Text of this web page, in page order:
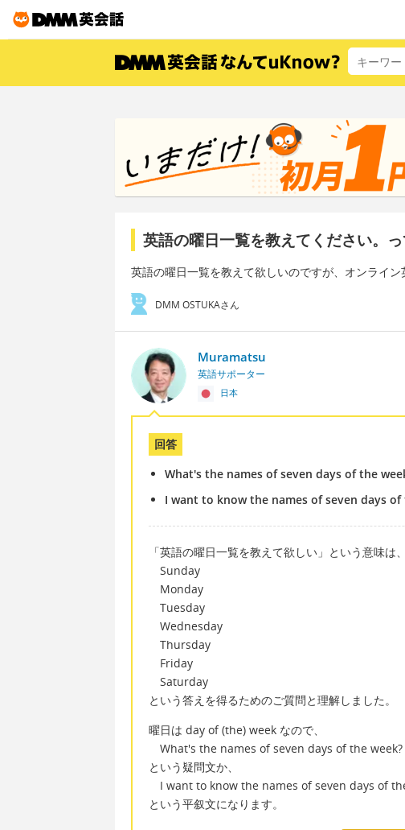
英語の曜日一覧を教えてください。
英語の曜日一覧を教えて欲しいのですが、オンライ
DMM OSTUKAさん
Muramatsu
英語サポーター
日本
回答
What's the names of seven days of the
I want to know the names of seven days of
「英語の曜日一覧を教えて欲しい」という意味は
Sunday
Monday
Tuesday
Wednesday
Thursday
Friday
Saturday
という答えを得るためのご質問と理解しました。
曜日は day of (the) week なので、
What's the names of seven days of the week?
という疑問文か、
I want to know the names of seven days of the
という平叙文になります。